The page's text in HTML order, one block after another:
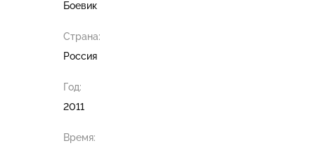
Боевик
Страна:
Россия
Год:
2011
Время: